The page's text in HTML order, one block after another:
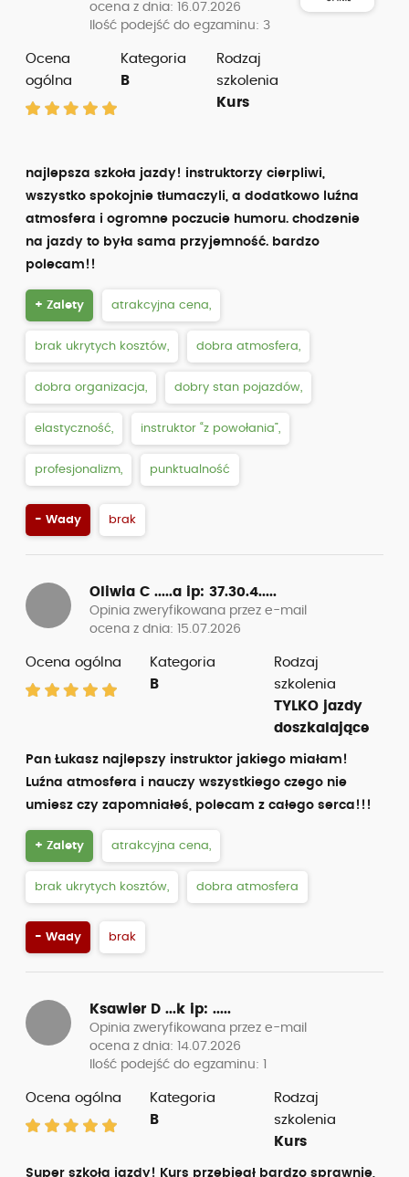
ocena z dnia: 16.07.2026
Ilość podejść do egzaminu: 3
Ocena
ogólna
Kategoria
B
Rodzaj
szkolenia
Kurs
najlepsza szkoła jazdy! instruktorzy cierpliwi,
wszystko spokojnie tłumaczyli, a dodatkowo luźna
atmosfera i ogromne poczucie humoru. chodzenie
na jazdy to była sama przyjemność. bardzo
polecam!!
+ Zalety atrakcyjna cena,
brak ukrytych kosztów, dobra atmosfera,
dobra organizacja, dobry stan pojazdów,
elastyczność, instruktor “z powołania”,
profesjonalizm, punktualność
- Wady brak
Oliwia C .....a ip: 37.30.4.....
Opinia zweryfikowana przez e-mail
ocena z dnia: 15.07.2026
Ocena ogólna
Kategoria
B
Rodzaj
szkolenia
TYLKO jazdy
doszkalające
Pan Łukasz najlepszy instruktor jakiego miałam!
Luźna atmosfera i nauczy wszystkiego czego nie
umiesz czy zapomniałeś, polecam z całego serca!!!
+ Zalety atrakcyjna cena,
brak ukrytych kosztów, dobra atmosfera
- Wady brak
Ksawier D ...k ip: .....
Opinia zweryfikowana przez e-mail
ocena z dnia: 14.07.2026
Ilość podejść do egzaminu: 1
Ocena ogólna
Kategoria
B
Rodzaj
szkolenia
Kurs
Super szkoła jazdy! Kurs przebiegł bardzo sprawnie,